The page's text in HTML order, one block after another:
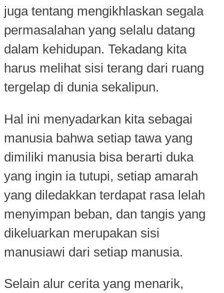
juga tentang mengikhlaskan segala
permasalahan yang selalu datang
dalam kehidupan. Tekadang kita
harus melihat sisi terang dari ruang
tergelap di dunia sekalipun.
Hal ini menyadarkan kita sebagai
manusia bahwa setiap tawa yang
dimiliki manusia bisa berarti duka
yang ingin ia tutupi, setiap amarah
yang diledakkan terdapat rasa lelah
menyimpan beban, dan tangis yang
dikeluarkan merupakan sisi
manusiawi dari setiap manusia.
Selain alur cerita yang menarik,